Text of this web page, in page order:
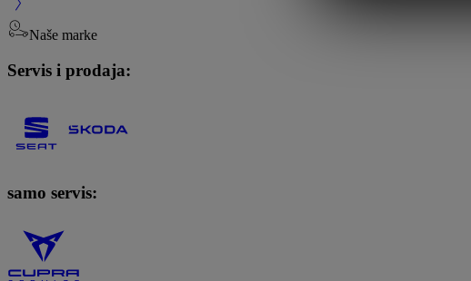
Naše marke
Servis i prodaja:
samo servis: